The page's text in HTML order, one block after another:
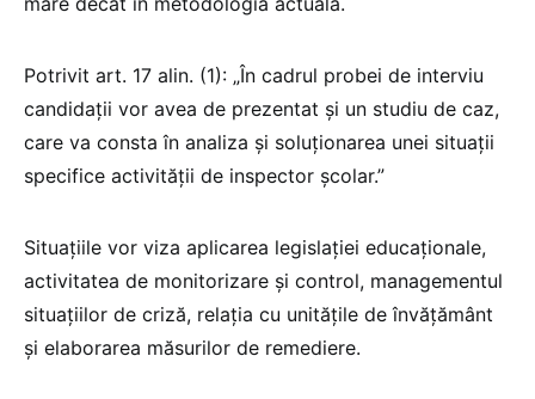
Potrivit art. 17 alin. (1): „În cadrul probei de interviu
candidații vor avea de prezentat și un studiu de caz,
care va consta în analiza și soluționarea unei situații
specifice activității de inspector școlar.”
Situațiile vor viza aplicarea legislației educaționale,
activitatea de monitorizare și control, managementul
situațiilor de criză, relația cu unitățile de învățământ
și elaborarea măsurilor de remediere.